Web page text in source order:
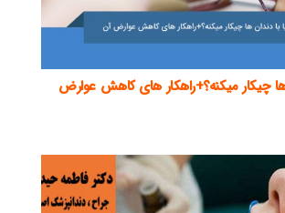
ها چیکار میکنه؟+راهکار های کاهش عوارض